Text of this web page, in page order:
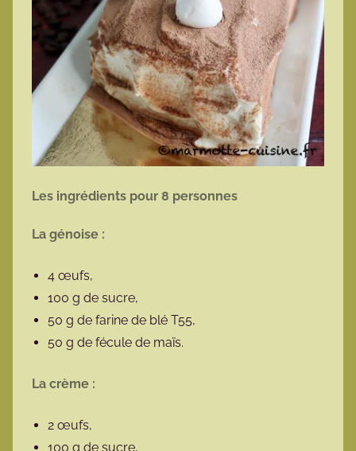
Les ingrédients pour 8 personnes
La génoise :
4 œufs,
100 g de sucre,
50 g de farine de blé T55,
50 g de fécule de maïs.
La crème :
2 œufs,
100 g de sucre,